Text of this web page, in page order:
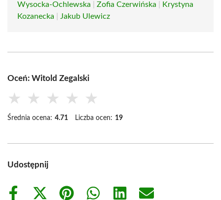
Wysocka-Ochlewska
Zofia Czerwińska
Krystyna
Kozanecka
Jakub Ulewicz
Oceń: Witold Zegalski
★ ★ ★ ★ ★
Średnia ocena: 4.71 Liczba ocen: 19
Udostępnij
Share
Share
Share
Share
Share
Share